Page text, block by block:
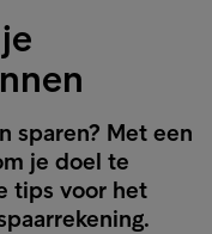
sparen? Met een
je doel te
tips voor het